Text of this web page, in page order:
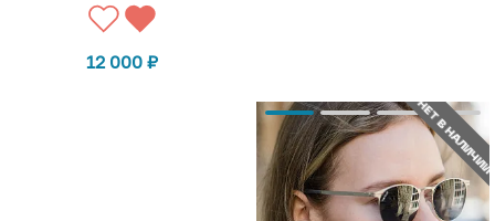
12 000 ₽
НЕТ В НАЛИЧИИ